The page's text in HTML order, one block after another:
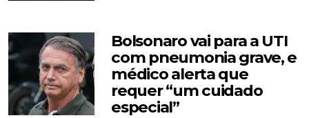
Bolsonaro vai para a UTI
com pneumonia grave, e
médico alerta que
requer “um cuidado
especial”